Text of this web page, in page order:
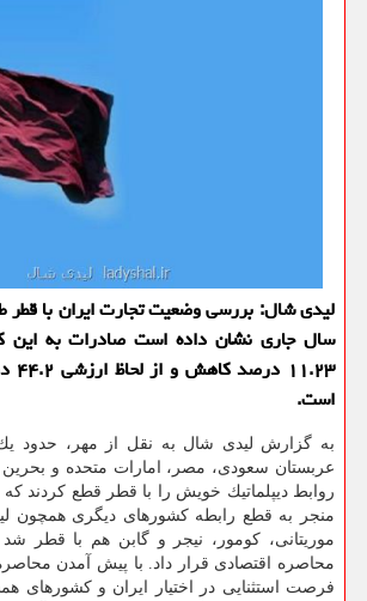
لیدی شال: بررسی وضعیت تجارت ایران با قطر
سال جاری نشان داده است صادرات به این
است.
به گزارش لیدی شال به نقل از مهر، حدود
عربستان سعودی، مصر، امارات متحده و بحرین
روابط دیپلماتیك خویش را با قطر قطع كردند كه
منجر به قطع رابطه كشورهای دیگری همچون
موریتانی، كومور، نیجر و گابن هم با قطر
محاصره اقتصادی قرار داد. با پیش آمدن
فرصت استثنایی در اختیار ایران و كشورهای